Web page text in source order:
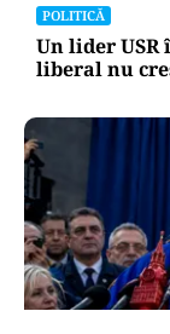
POLITICĂ
Un lider
liberal nu